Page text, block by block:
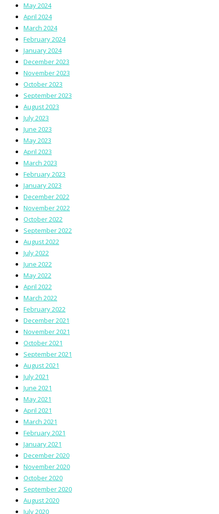
May 2024
April 2024
March 2024
February 2024
January 2024
December 2023
November 2023
October 2023
September 2023
August 2023
July 2023
June 2023
May 2023
April 2023
March 2023
February 2023
January 2023
December 2022
November 2022
October 2022
September 2022
August 2022
July 2022
June 2022
May 2022
April 2022
March 2022
February 2022
December 2021
November 2021
October 2021
September 2021
August 2021
July 2021
June 2021
May 2021
April 2021
March 2021
February 2021
January 2021
December 2020
November 2020
October 2020
September 2020
August 2020
July 2020